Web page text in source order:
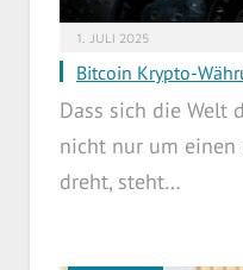
1. JULI 2025
Bitcoin Krypto-
Dass sich die Welt
nicht nur um
dreht, steht…